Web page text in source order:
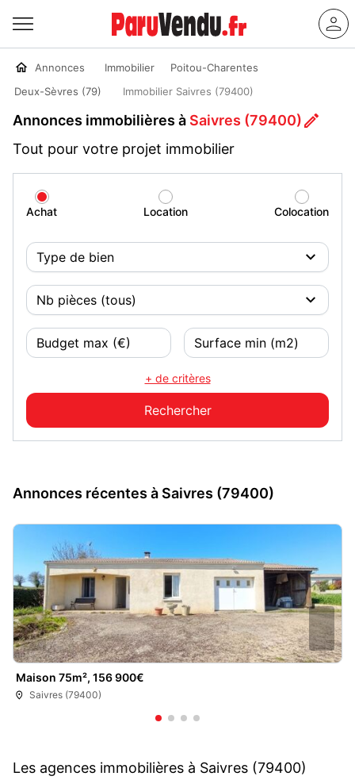
Annonces Immobilier
Poitou-Charentes
Deux-Sèvres (79)
Immobilier Saivres (79400)
Annonces immobilières à Saivres (79400)
Tout pour votre projet immobilier
Achat Location Colocation
+ de critères
Annonces récentes à Saivres (79400)
Maison 75m², 156 900€
Saivres (79400)
Les agences immobilières à Saivres (79400)